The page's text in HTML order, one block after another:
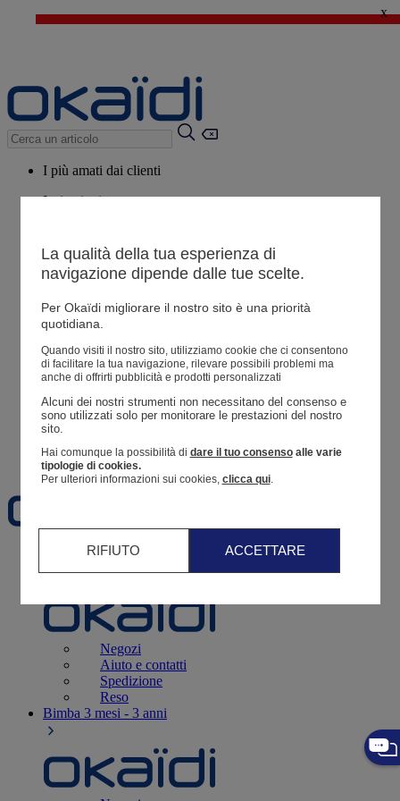
🔥SALDI : Ancora più prodotti fino al -60%*>
x
I più amati dai clienti
Ispirazioni
Potrebbero piacerti anche
Tutti i prodotti
Resoconto di un ordine
Preferiti
3 - 12 mesi
Negozi
Aiuto e contatti
Spedizione
Reso
Bimba 3 mesi - 3 anni
La qualità della tua esperienza di
navigazione dipende dalle tue scelte.
Per Okaïdi migliorare il nostro sito è una priorità
quotidiana.
Quando visiti il ​​nostro sito, utilizziamo cookie che ci consentono
di facilitare la tua navigazione, rilevare possibili problemi ma
anche di offrirti pubblicità e prodotti personalizzati
Alcuni dei nostri strumenti non necessitano del consenso e
sono utilizzati solo per monitorare le prestazioni del nostro
sito.
Hai comunque la possibilità di dare il tuo consensoalle varie
tipologie di cookies.
Per ulteriori informazioni sui cookies, clicca qui.
RIFIUTO ACCETTARE